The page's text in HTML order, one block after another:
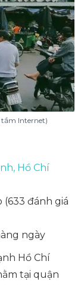
tầm Internet)
Hồ Chí
(633 đánh giá
ngày
Hồ Chí
tại quận